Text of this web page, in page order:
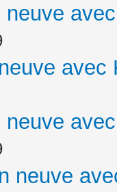
avec
neuve